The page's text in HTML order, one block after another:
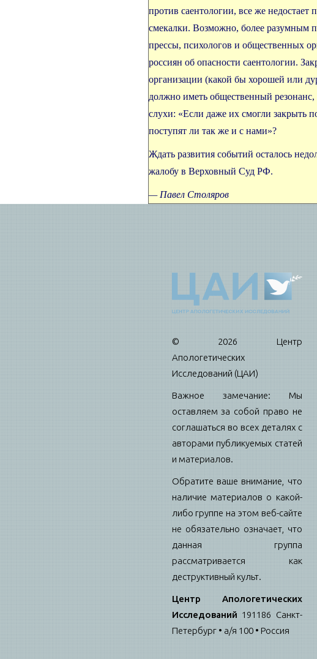
против саентологии, все же недостает
смекалки. Возможно, более разумным
прессы, психологов и общественных
россиян об опасности саентологии.
организации (какой бы хорошей или
должно иметь общественный резонанс,
слухи: «Если даже их смогли закрыть
поступят ли так же и с нами»?
Ждать развития событий осталось
жалобу в Верховный Суд РФ.
— Павел Столяров
© 2026 Центр
Апологетических
Исследований (ЦАИ)
Важное замечание: Мы
оставляем за собой право не
соглашаться во всех деталях с
авторами публикуемых статей
и материалов.
Обратите ваше внимание, что
наличие материалов о какой-
либо группе на этом веб-сайте
не обязательно означает, что
данная группа
рассматривается как
деструктивный культ.
Центр Апологетических
Исследований 191186 Санкт-
Петербург • а/я 100 • Россия